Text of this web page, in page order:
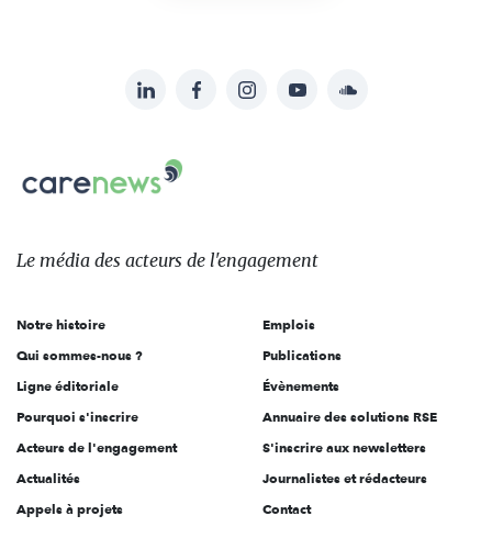
sur:
LinkedInFacebookInstagramYouTubeSoundcloud
Carenews,
Le
des
l'engagement
Le média des acteurs de l'engagement
Notre histoire
Qui sommes-nous ?
Ligne éditoriale
Pourquoi s'inscrire
Acteurs de l'engagement
Actualités
Appels à projets
Emplois
Publications
Évènements
Annuaire des solutions RSE
S'inscrire aux newsletters
Journalistes et rédacteurs
Contact